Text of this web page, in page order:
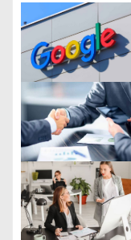
я
п
о
з
а
п
и